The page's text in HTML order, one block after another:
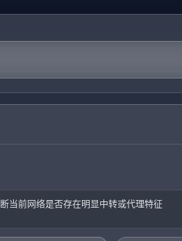
当前网络是否存在明显中转或代理特征